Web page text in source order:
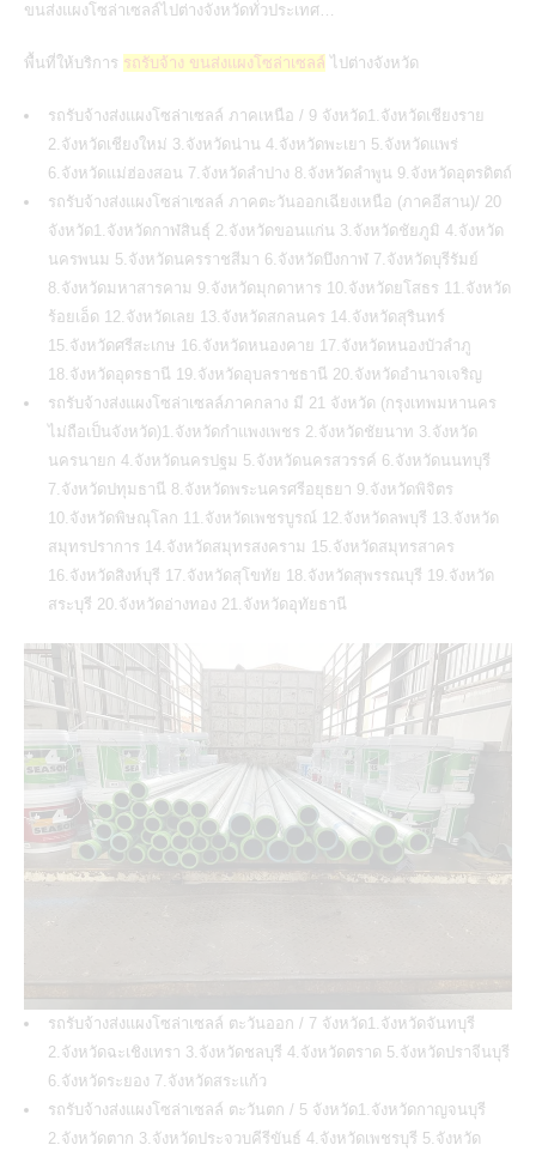
ขนส่งแผงโซล่าเซลล์ไปต่างจังหวัดทั่วประเทศ…
พื้นที่ให้บริการ รถรับจ้าง ขนส่งแผงโซล่าเซลล์ ไปต่างจังหวัด
รถรับจ้างส่งแผงโซล่าเซลล์ ภาคเหนือ / 9 จังหวัด1.จังหวัดเชียงราย
2.จังหวัดเชียงใหม่ 3.จังหวัดน่าน 4.จังหวัดพะเยา 5.จังหวัดแพร่
6.จังหวัดแม่ฮ่องสอน 7.จังหวัดลำปาง 8.จังหวัดลำพูน 9.จังหวัดอุตรดิตถ์
รถรับจ้างส่งแผงโซล่าเซลล์ ภาคตะวันออกเฉียงเหนือ (ภาคอีสาน)/ 20
จังหวัด1.จังหวัดกาฬสินธุ์ 2.จังหวัดขอนแก่น 3.จังหวัดชัยภูมิ 4.จังหวัด
นครพนม 5.จังหวัดนครราชสีมา 6.จังหวัดบึงกาฬ 7.จังหวัดบุรีรัมย์
8.จังหวัดมหาสารคาม 9.จังหวัดมุกดาหาร 10.จังหวัดยโสธร 11.จังหวัด
ร้อยเอ็ด 12.จังหวัดเลย 13.จังหวัดสกลนคร 14.จังหวัดสุรินทร์
15.จังหวัดศรีสะเกษ 16.จังหวัดหนองคาย 17.จังหวัดหนองบัวลำภู
18.จังหวัดอุดรธานี 19.จังหวัดอุบลราชธานี 20.จังหวัดอำนาจเจริญ
รถรับจ้างส่งแผงโซล่าเซลล์ภาคกลาง มี 21 จังหวัด (กรุงเทพมหานคร
ไม่ถือเป็นจังหวัด)1.จังหวัดกำแพงเพชร 2.จังหวัดชัยนาท 3.จังหวัด
นครนายก 4.จังหวัดนครปฐม 5.จังหวัดนครสวรรค์ 6.จังหวัดนนทบุรี
7.จังหวัดปทุมธานี 8.จังหวัดพระนครศรีอยุธยา 9.จังหวัดพิจิตร
10.จังหวัดพิษณุโลก 11.จังหวัดเพชรบูรณ์ 12.จังหวัดลพบุรี 13.จังหวัด
สมุทรปราการ 14.จังหวัดสมุทรสงคราม 15.จังหวัดสมุทรสาคร
16.จังหวัดสิงห์บุรี 17.จังหวัดสุโขทัย 18.จังหวัดสุพรรณบุรี 19.จังหวัด
สระบุรี 20.จังหวัดอ่างทอง 21.จังหวัดอุทัยธานี
รถรับจ้างส่งแผงโซล่าเซลล์ ตะวันออก / 7 จังหวัด1.จังหวัดจันทบุรี
2.จังหวัดฉะเชิงเทรา 3.จังหวัดชลบุรี 4.จังหวัดตราด 5.จังหวัดปราจีนบุรี
6.จังหวัดระยอง 7.จังหวัดสระแก้ว
รถรับจ้างส่งแผงโซล่าเซลล์ ตะวันตก / 5 จังหวัด1.จังหวัดกาญจนบุรี
2.จังหวัดตาก 3.จังหวัดประจวบคีรีขันธ์ 4.จังหวัดเพชรบุรี 5.จังหวัด